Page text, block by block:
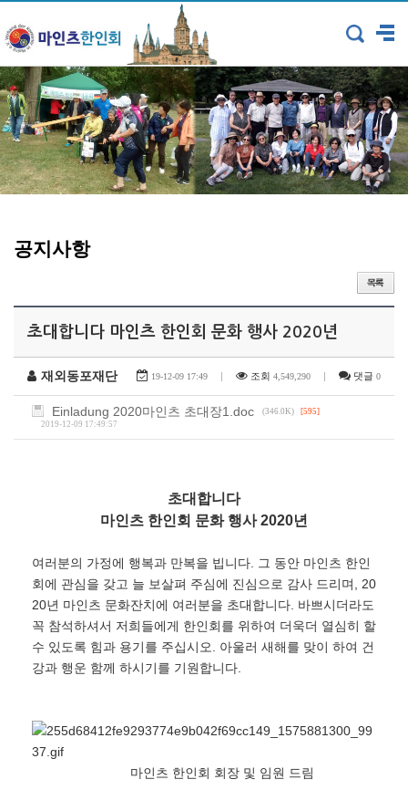
공지사항
초대합니다 마인츠 한인회 문화 행사 2020년
재외동포재단 19-12-09 17:49 조회 4,549,290 댓글 0
Einladung 2020마인츠 초대장1.doc (346.0K)
[595]
2019-12-09 17:49:57
초대합니다
마인츠 한인회 문화 행사 2020년
여러분의 가정에 행복과 만복을 빕니다. 그 동안 마인츠 한인
회에 관심을 갖고 늘 보살펴 주심에 진심으로 감사 드리며, 20
20년 마인츠 문화잔치에 여러분을 초대합니다. 바쁘시더라도
꼭 참석하셔서 저희들에게 한인회를 위하여 더욱더 열심히 할
수 있도록 힘과 용기를 주십시오. 아울러 새해를 맞이 하여 건
강과 행운 함께 하시기를 기원합니다.
마인츠 한인회 회장 및 임원 드림